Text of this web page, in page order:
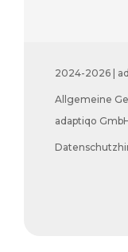
2024-2026 |
Allgemeine
adaptiqo